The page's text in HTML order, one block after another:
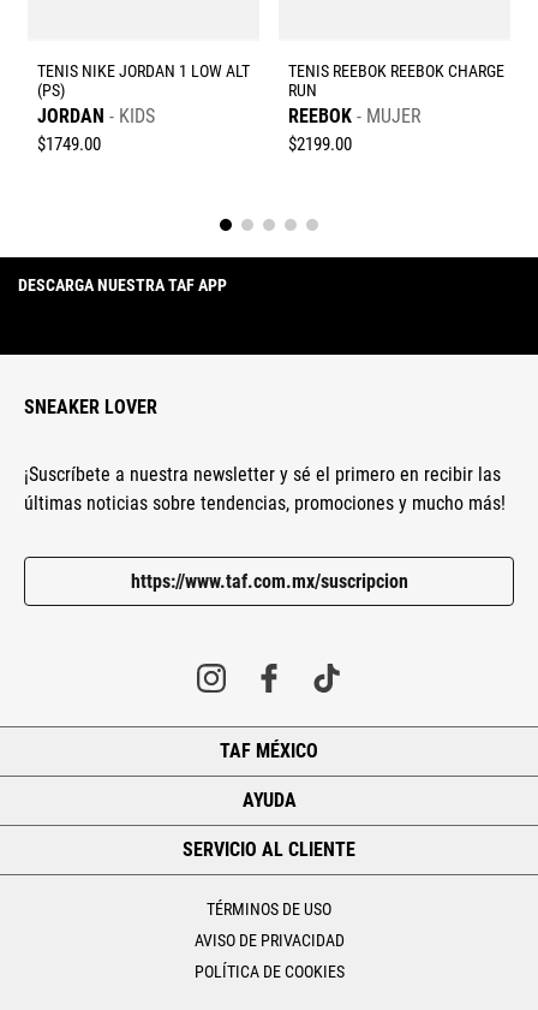
TENIS NIKE JORDAN 1 LOW ALT
(PS)
JORDAN KIDS
$1749.00
TENIS REEBOK REEBOK CHARGE
RUN
REEBOK MUJER
$2199.00
DESCARGA NUESTRA TAF APP
SNEAKER LOVER
¡Suscríbete a nuestra newsletter y sé el primero en recibir las
últimas noticias sobre tendencias, promociones y mucho más!
https://www.taf.com.mx/suscripcion
TAF MÉXICO
AYUDA
SERVICIO AL CLIENTE
TÉRMINOS DE USO
AVISO DE PRIVACIDAD
POLÍTICA DE COOKIES